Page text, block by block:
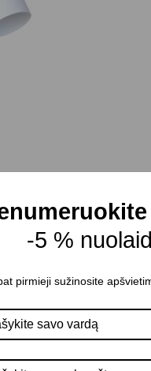
-5 %
pirmieji sužinosite